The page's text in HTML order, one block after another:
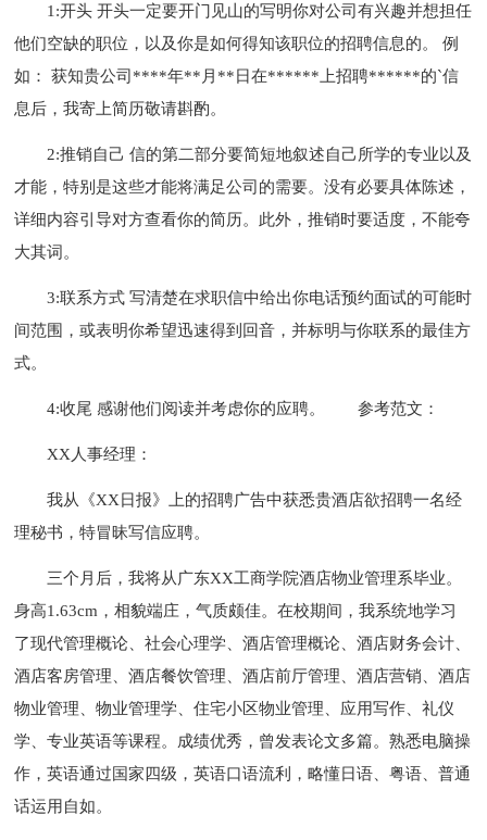
1:开头 开头一定要开门见山的写明你对公司有兴趣并想担任
他们空缺的职位，以及你是如何得知该职位的招聘信息的。 例
如： 获知贵公司****年**月**日在******上招聘******的`信
息后，我寄上简历敬请斟酌。
2:推销自己 信的第二部分要简短地叙述自己所学的专业以及
才能，特别是这些才能将满足公司的需要。没有必要具体陈述，
详细内容引导对方查看你的简历。此外，推销时要适度，不能夸
大其词。
3:联系方式 写清楚在求职信中给出你电话预约面试的可能时
间范围，或表明你希望迅速得到回音，并标明与你联系的最佳方
式。
4:收尾 感谢他们阅读并考虑你的应聘。 参考范文：
XX人事经理：
我从《XX日报》上的招聘广告中获悉贵酒店欲招聘一名经
理秘书，特冒昧写信应聘。
三个月后，我将从广东XX工商学院酒店物业管理系毕业。
身高1.63cm，相貌端庄，气质颇佳。在校期间，我系统地学习
了现代管理概论、社会心理学、酒店管理概论、酒店财务会计、
酒店客房管理、酒店餐饮管理、酒店前厅管理、酒店营销、酒店
物业管理、物业管理学、住宅小区物业管理、应用写作、礼仪
学、专业英语等课程。成绩优秀，曾发表论文多篇。熟悉电脑操
作，英语通过国家四级，英语口语流利，略懂日语、粤语、普通
话运用自如。